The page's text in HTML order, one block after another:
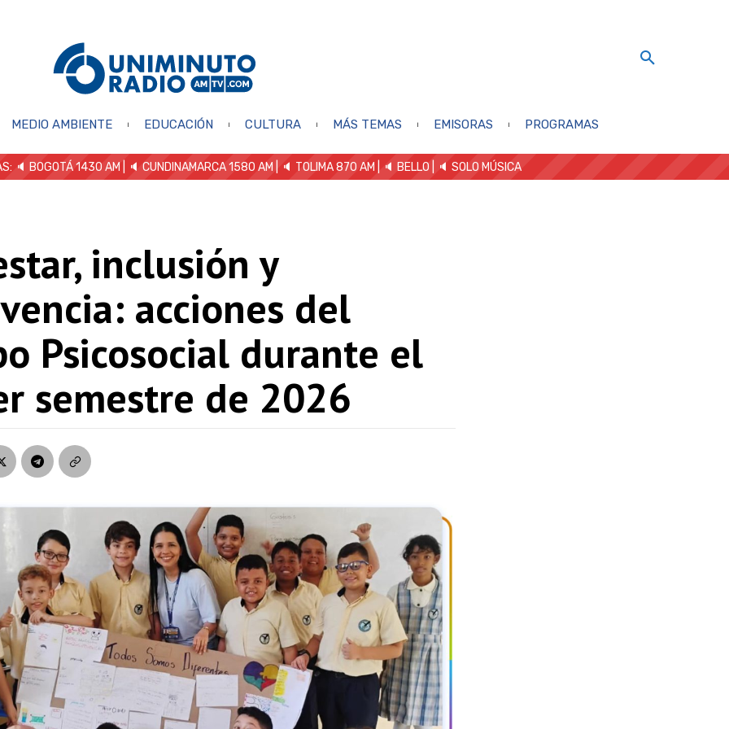
MEDIO AMBIENTE EDUCACIÓN CULTURA MÁS TEMAS EMISORAS PROGRAMAS
🔈 BOGOTÁ 1430 AM | 🔈 CUNDINAMARCA 1580 AM | 🔈 TOLIMA 870 AM | 🔈 BELLO 🔈 SOLO MÚSICA
inclusión y
acciones del
Psicosocial durante el
semestre de 2026